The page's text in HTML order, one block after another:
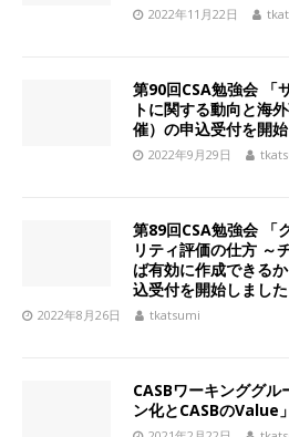
2022年11月22日
第90回CSA勉強会 「
トに関する動向と海
催）の申込受付を開
2022年9月29日
第89回CSA勉強会 「
リティ評価の仕方 ～
ば有効に作成できる
込受付を開始しました
2022年8月26日 tkatsumi
CASBワーキンググ
ン化とCASBのValue